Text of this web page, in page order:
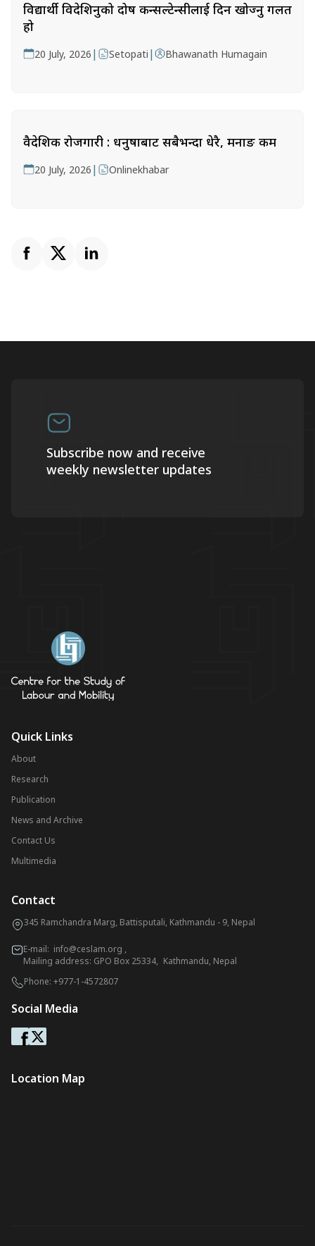
विद्यार्थी विदेशिनुको दोष कन्सल्टेन्सीलाई दिन खोज्नु गलत
हो
20 July, 2026 | Setopati | Bhawanath Humagain
वैदेशिक रोजगारी : धनुषाबाट सबैभन्दा धेरै, मनाङ कम
20 July, 2026 | Onlinekhabar
Subscribe now and receive
weekly newsletter updates
Quick Links
About
Research
Publication
News and Archive
Contact Us
Multimedia
Contact
345 Ramchandra Marg, Battisputali, Kathmandu - 9, Nepal
E-mail: info@ceslam.org ,
Mailing address: GPO Box 25334, Kathmandu, Nepal
Phone: +977-1-4572807
Social Media
Location Map